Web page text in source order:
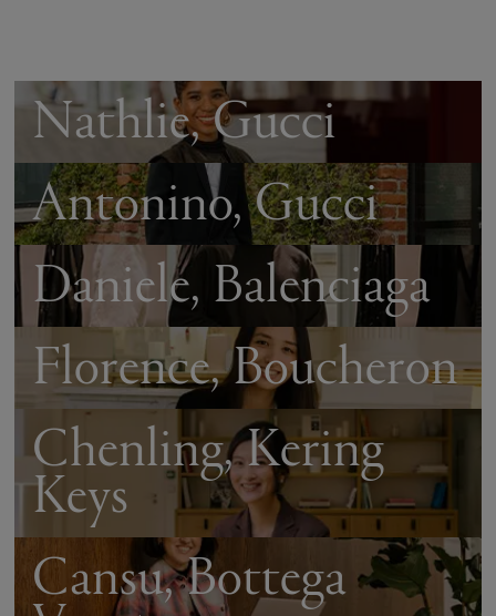
PRESSE
REJOIGNEZ-NOUS
Nathlie, Gucci
Antonino, Gucci
Daniele, Balenciaga
Florence, Boucheron
Chenling, Kering
Keys
Cansu, Bottega